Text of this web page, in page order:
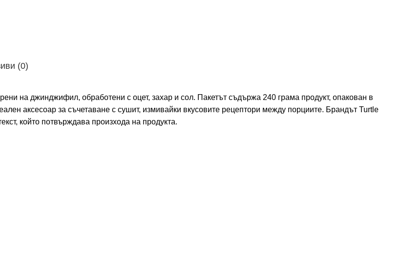
(0)
на джинджифил, обработени с оцет, захар и сол. Пакетът съдържа 240 грама продукт, опакован в
аксесоар за съчетаване с сушит, измивайки вкусовите рецептори между порциите. Брандът Turtle
който потвърждава произхода на продукта.